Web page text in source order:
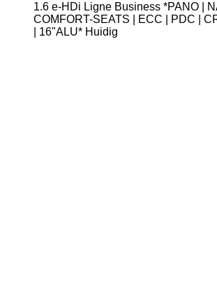
1.6 e-HDi Ligne Business *PANO |
COMFORT-SEATS | ECC | PDC |
| 16"ALU* Huidig